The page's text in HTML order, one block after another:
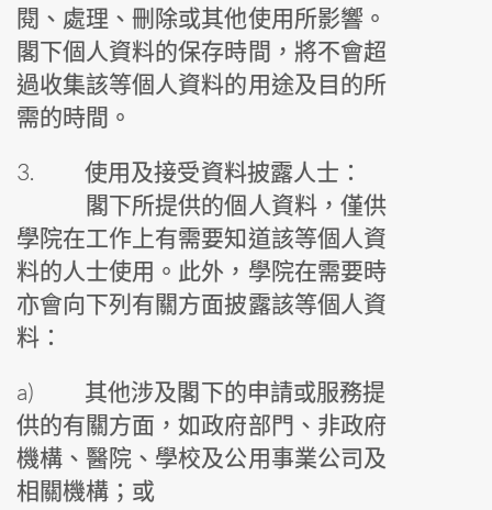
閱、處理、刪除或其他使用所影響。
閣下個人資料的保存時間，將不會超
過收集該等個人資料的用途及目的所
需的時間。
3.使用及接受資料披露人士：
閣下所提供的個人資料，僅供
學院在工作上有需要知道該等個人資
料的人士使用。此外，學院在需要時
亦會向下列有關方面披露該等個人資
料：
a) 其他涉及閣下的申請或服務提
供的有關方面，如政府部門、非政府
機構、醫院、學校及公用事業公司及
相關機構；或